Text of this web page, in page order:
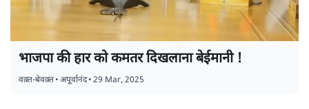
भाजपा की हार को कमतर दिखलाना बेईमानी !
वक़्त-बेवक़्त•अपूर्वानंद•29 Mar, 2025